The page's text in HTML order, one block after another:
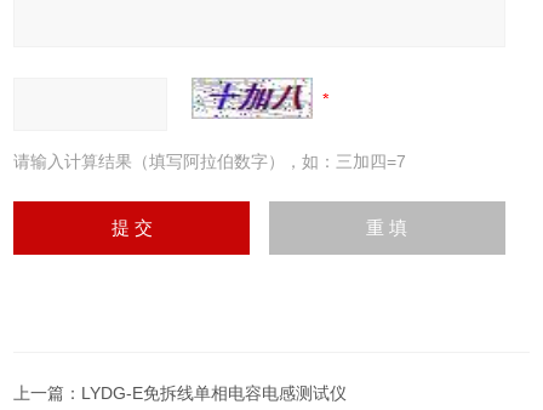
请输入计算结果（填写阿拉伯数字），如：三加四=7
上一篇： LYDG-E免拆线单相电容电感测试仪